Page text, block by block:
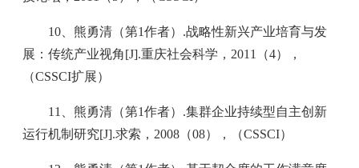
10、熊勇清（第1作者）.战略性新兴产业培育与发
展：传统产业视角[J].重庆社会科学，2011（4），
（CSSCI扩展）
11、熊勇清（第1作者）.集群企业持续型自主创新
运行机制研究[J].求索，2008（08），（CSSCI）